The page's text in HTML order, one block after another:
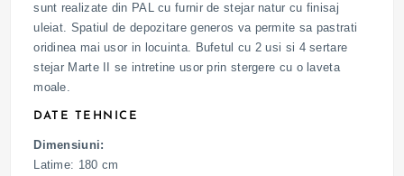
sunt realizate din PAL cu furnir de stejar natur cu finisaj
uleiat. Spatiul de depozitare generos va permite sa pastrati
oridinea mai usor in locuinta. Bufetul cu 2 usi si 4 sertare
stejar Marte II se intretine usor prin stergere cu o laveta
moale.
DATE TEHNICE
Dimensiuni:
Latime: 180 cm